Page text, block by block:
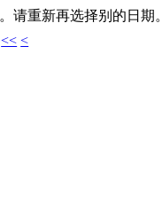
请重新再选择别的日期
<< <